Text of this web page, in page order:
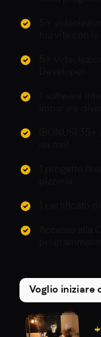
Voglio iniziare